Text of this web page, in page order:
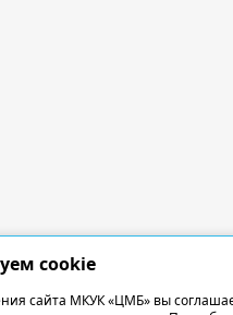
cookie
сайта МКУК «ЦМБ» вы